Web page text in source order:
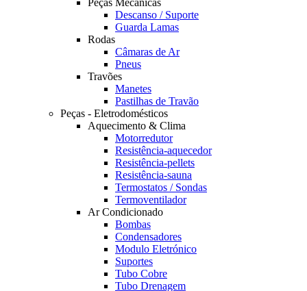
Peças Mecânicas
Descanso / Suporte
Guarda Lamas
Rodas
Câmaras de Ar
Pneus
Travões
Manetes
Pastilhas de Travão
Peças - Eletrodomésticos
Aquecimento & Clima
Motorredutor
Resistência-aquecedor
Resistência-pellets
Resistência-sauna
Termostatos / Sondas
Termoventilador
Ar Condicionado
Bombas
Condensadores
Modulo Eletrónico
Suportes
Tubo Cobre
Tubo Drenagem